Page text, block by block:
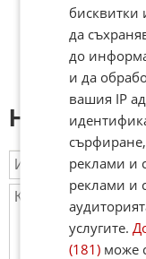
Напиши
бисквитки
да
до
и да
вашия IP
реклами и
реклами и
услугите.
(181) може